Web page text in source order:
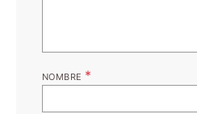
NOMBRE *